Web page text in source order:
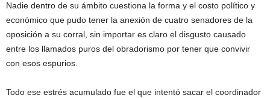
Nadie dentro de su ámbito cuestiona la forma y el costo político y
económico que pudo tener la anexión de cuatro senadores de la
oposición a su corral, sin importar es claro el disgusto causado
entre los llamados puros del obradorismo por tener que convivir
con esos espurios.
Todo ese estrés acumulado fue el que intentó sacar el coordinador